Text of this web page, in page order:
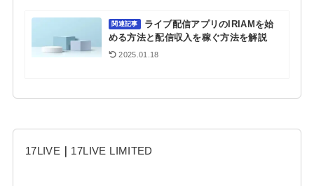
関連記事
ライブ配信アプリのIRIAMを始
める方法と配信収入を稼ぐ方法を解説
2025.01.18
17LIVE ｜ 17LIVE LIMITED